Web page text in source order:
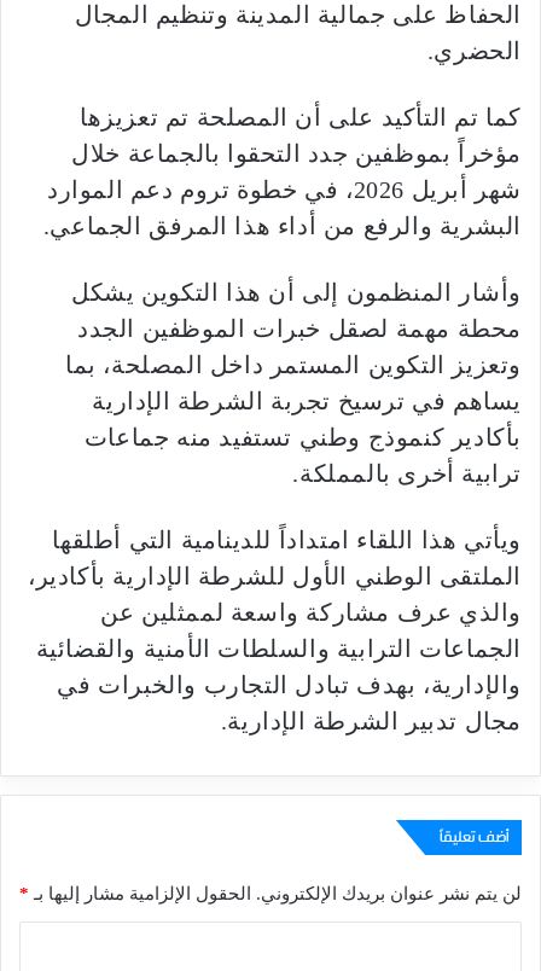
الحفاظ على جمالية المدينة وتنظيم المجال
الحضري.
كما تم التأكيد على أن المصلحة تم تعزيزها
مؤخراً بموظفين جدد التحقوا بالجماعة خلال
شهر أبريل 2026، في خطوة تروم دعم الموارد
البشرية والرفع من أداء هذا المرفق الجماعي.
وأشار المنظمون إلى أن هذا التكوين يشكل
محطة مهمة لصقل خبرات الموظفين الجدد
وتعزيز التكوين المستمر داخل المصلحة، بما
يساهم في ترسيخ تجربة الشرطة الإدارية
بأكادير كنموذج وطني تستفيد منه جماعات
ترابية أخرى بالمملكة.
ويأتي هذا اللقاء امتداداً للدينامية التي أطلقها
الملتقى الوطني الأول للشرطة الإدارية بأكادير،
والذي عرف مشاركة واسعة لممثلين عن
الجماعات الترابية والسلطات الأمنية والقضائية
والإدارية، بهدف تبادل التجارب والخبرات في
مجال تدبير الشرطة الإدارية.
أضف تعليقاً
لن يتم نشر عنوان بريدك الإلكتروني. الحقول الإلزامية مشار إليها بـ *